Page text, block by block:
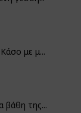
με μ...
βάθη της...